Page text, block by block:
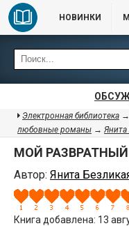
НОВИНКИ
Электронная библиотека
любовные романы → Янита
МОЙ
Автор: Янита
Книга добавлена: 13